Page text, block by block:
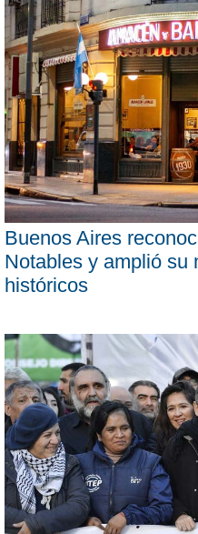
Buenos Aires
Notables y amplió su
históricos